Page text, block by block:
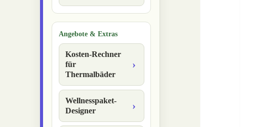
Angebote & Extras
Kosten-Rechner
für
Thermalbäder
Wellnesspaket-
Designer